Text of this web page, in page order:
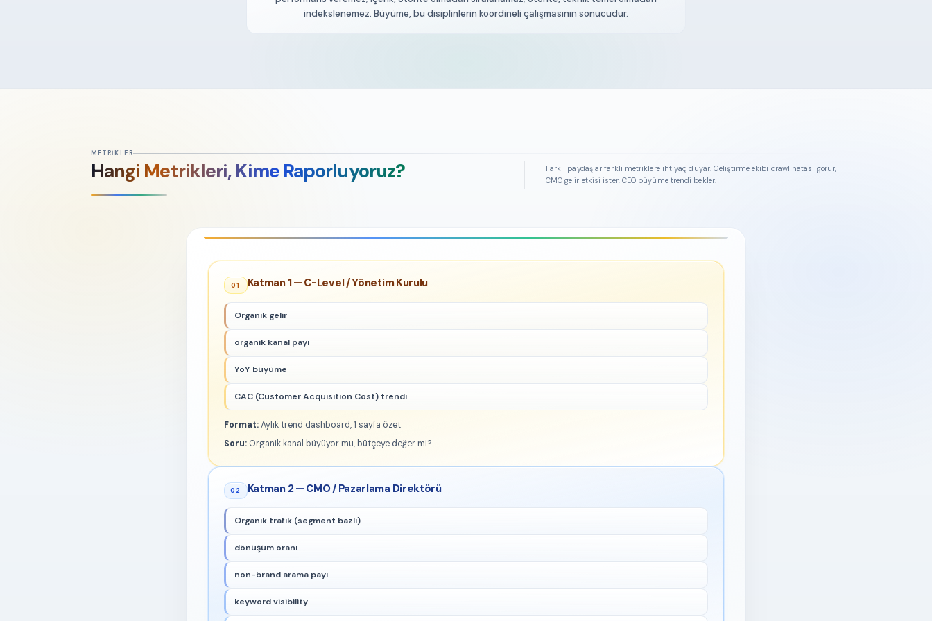
indekslenemez. Büyüme, bu disiplinlerin koordineli çalışmasının sonucudur.
METRIKLER
Hangi Metrikleri, Kime Raporluyoruz?
Farklı paydaşlar farklı metriklere ihtiyaç duyar. Geliştirme ekibi crawl hatası görür,
CMO gelir etkisi ister, CEO büyüme trendi bekler.
01 Katman 1 — C-Level / Yönetim Kurulu
Organik gelir
organik kanal payı
YoY büyüme
CAC (Customer Acquisition Cost) trendi
Format: Aylık trend dashboard, 1 sayfa özet
Soru: Organik kanal büyüyor mu, bütçeye değer mi?
02 Katman 2 — CMO / Pazarlama Direktörü
Organik trafik (segment bazlı)
dönüşüm oranı
non-brand arama payı
keyword visibility